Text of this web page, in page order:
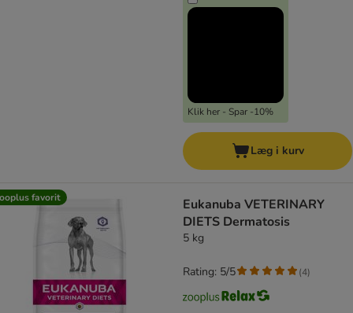
Klik her - Spar -10%
Læg i kurv
favorit
Eukanuba VETERINARY
DIETS Dermatosis
5 kg
Rating: 5/5 (4)